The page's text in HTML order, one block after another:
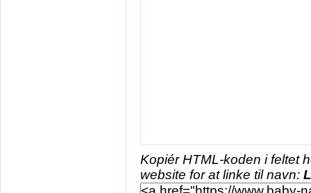
Kopiér HTML-koden i feltet
website for at linke til navn: